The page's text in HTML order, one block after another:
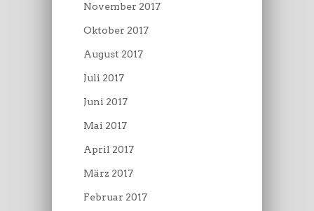
November 2017
Oktober 2017
August 2017
Juli 2017
Juni 2017
Mai 2017
April 2017
März 2017
Februar 2017